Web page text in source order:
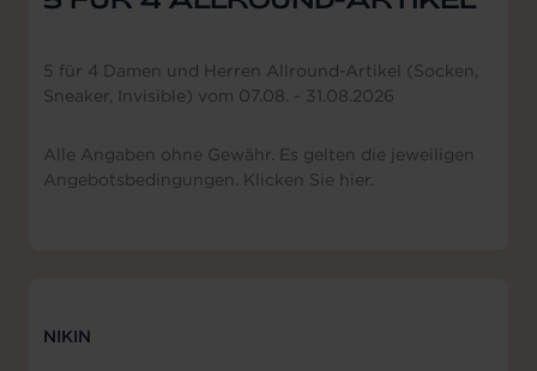
5 für 4 Damen und Herren Allround-Artikel (Socken,
Sneaker, Invisible) vom 07.08. - 31.08.2026
Alle Angaben ohne Gewähr. Es gelten die jeweiligen
Angebotsbedingungen. Klicken Sie hier.
NIKIN